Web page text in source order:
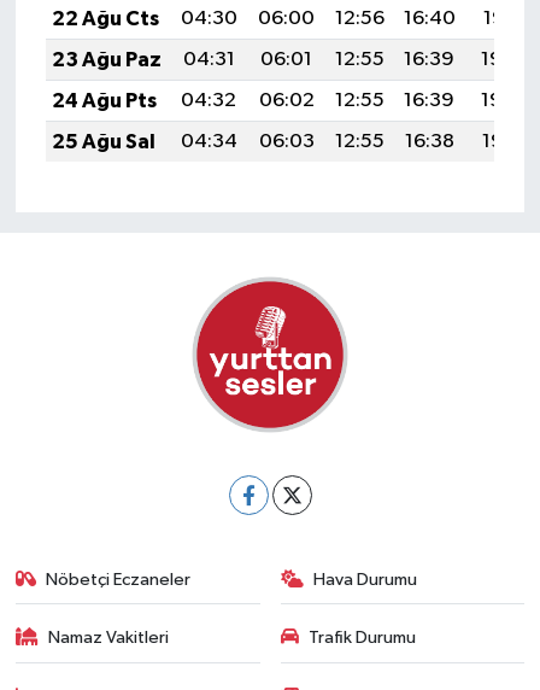
22 Ağu Cts
04:30 06:00 12:56 16:40
19:41
23 Ağu Paz
04:31 06:01 12:55 16:39
19:40
24 Ağu Pts
04:32 06:02 12:55 16:39
19:39
25 Ağu Sal
04:34 06:03 12:55 16:38 19:37
Nöbetçi Eczaneler Hava Durumu
Namaz Vakitleri Trafik Durumu